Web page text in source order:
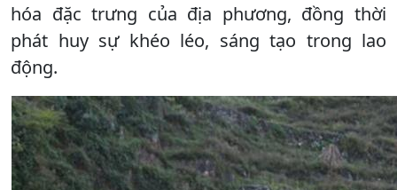
hóa đặc trưng của địa phương, đồng thời
phát huy sự khéo léo, sáng tạo trong lao
động.